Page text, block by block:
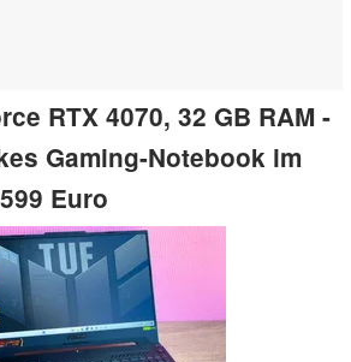
RTX 4070, 32 GB RAM -
Gaming-Notebook im
Euro